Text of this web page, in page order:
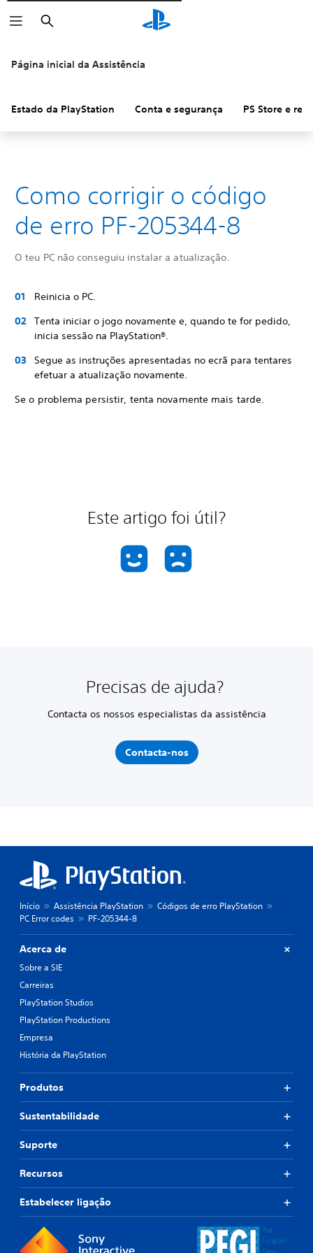
Pesquisar
Página inicial da Assistência
Estado da PlayStation Conta e segurança PS Store e
Como corrigir o código
de erro PF-205344-8
O teu PC não conseguiu instalar a atualização.
Reinicia o PC.
Tenta iniciar o jogo novamente e, quando te for pedido,
inicia sessão na PlayStation®.
Segue as instruções apresentadas no ecrã para tentares
efetuar a atualização novamente.
Se o problema persistir, tenta novamente mais tarde.
Este artigo foi útil?
Precisas de ajuda?
Contacta os nossos especialistas da assistência
Contacta-nos
Início Assistência PlayStation
Códigos de erro PlayStation
PC Error codes
PF-205344-8
Acerca de
Sobre a SIE
Carreiras
PlayStation Studios
PlayStation Productions
Empresa
História da PlayStation
Produtos
Sustentabilidade
Suporte
Recursos
Estabelecer ligação